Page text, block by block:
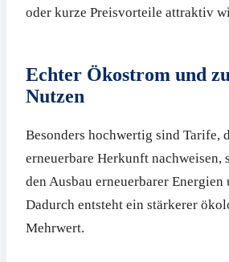
oder kurze Preisvorteile attraktiv
Echter Ökostrom und
Nutzen
Besonders hochwertig sind Tarife,
erneuerbare Herkunft nachweisen,
den Ausbau erneuerbarer Energien
Dadurch entsteht ein stärkerer
Mehrwert.